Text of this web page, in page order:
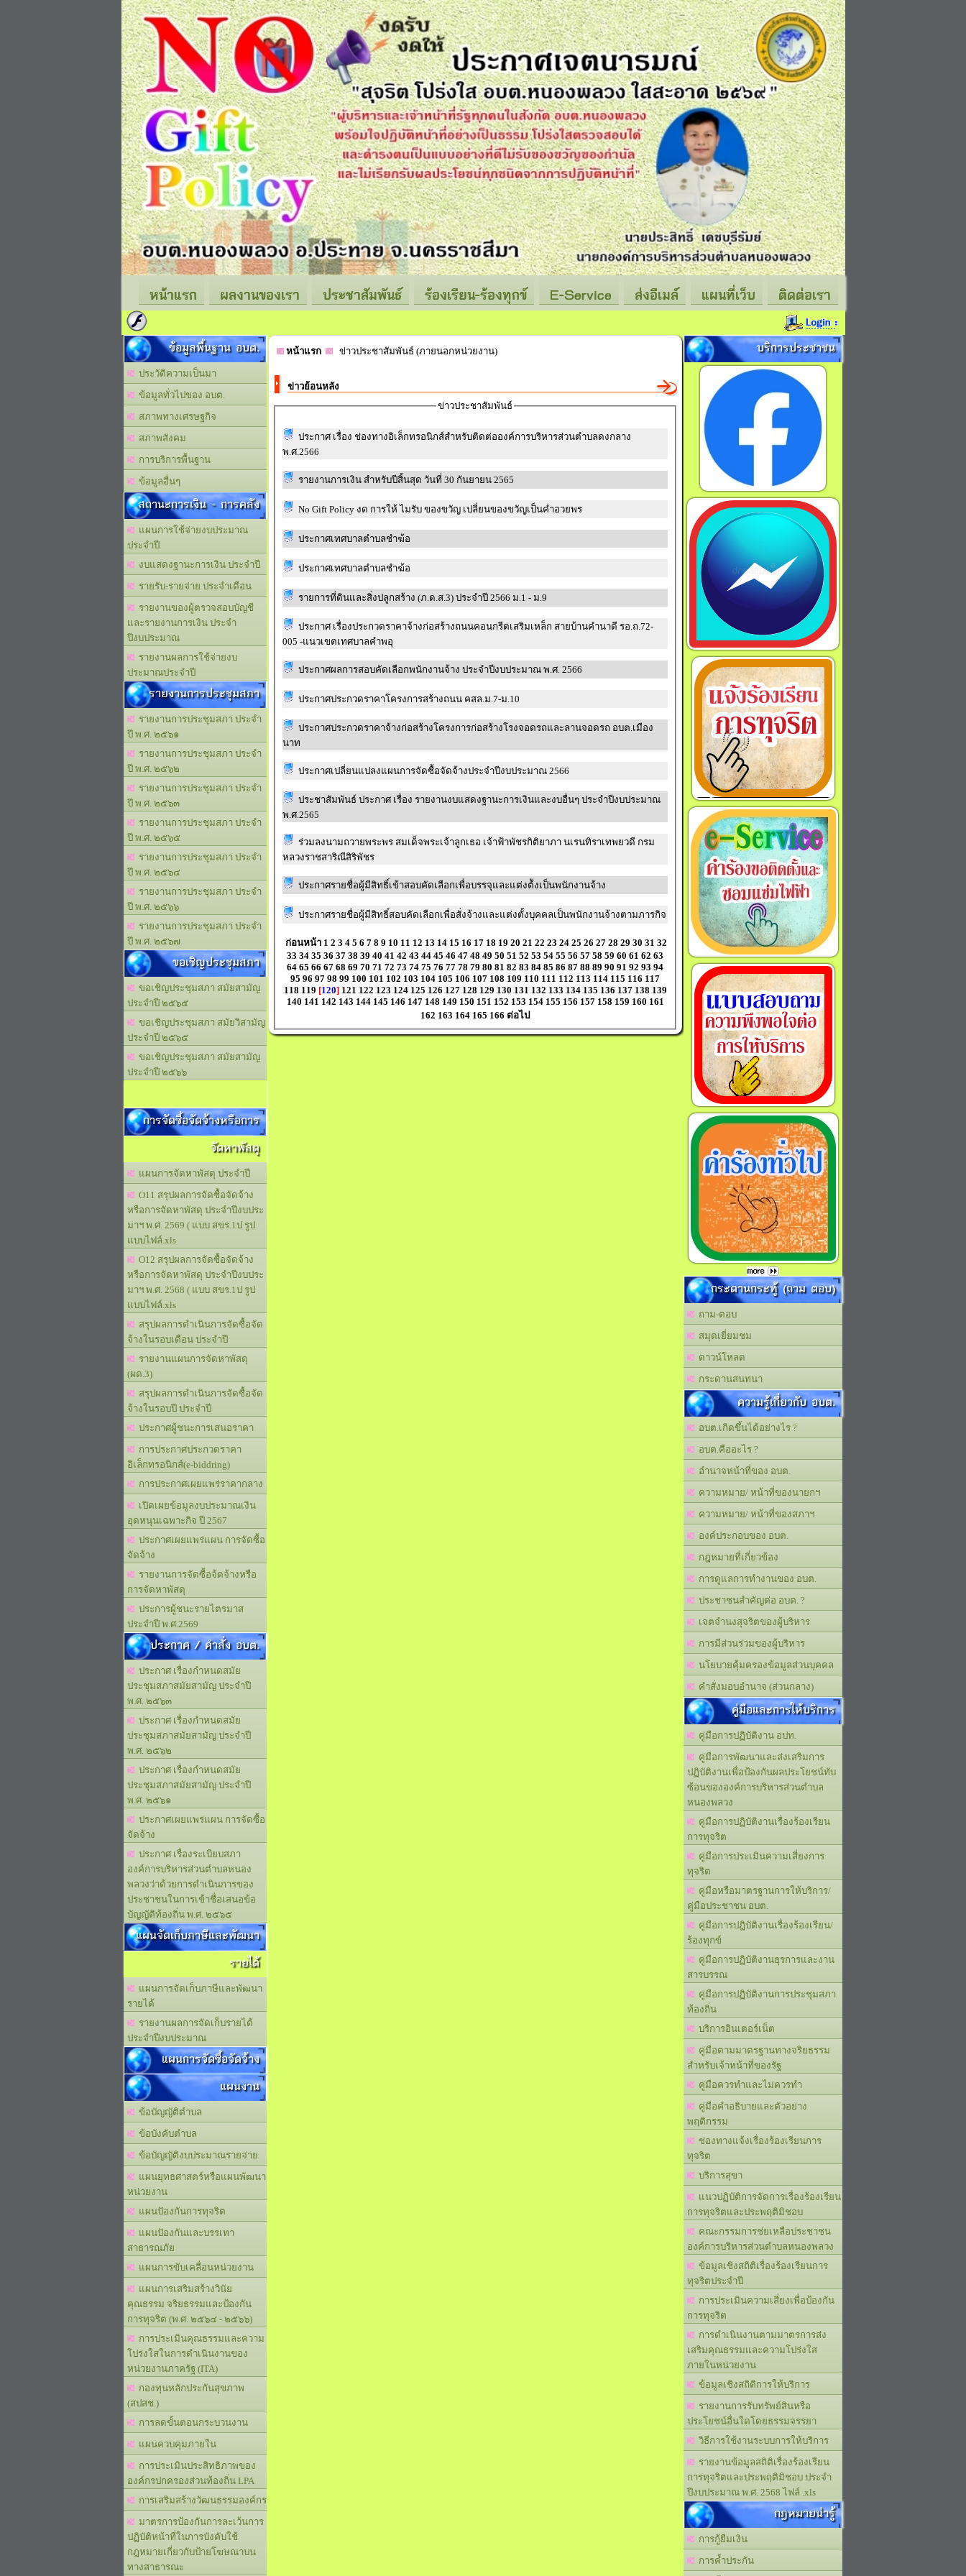
หน้าแรก ผลงานของเรา ประชาสัมพันธ์ ร้องเรียน-ร้องทุกข์ E-Service ส่งอีเมล์ แผนที่เว็บ ติดต่อเรา
ข้อมูลพื้นฐาน อบต.
ประวัติความเป็นมา
ข้อมูลทั่วไปของ อบต.
สภาพทางเศรษฐกิจ
สภาพสังคม
การบริการพื้นฐาน
ข้อมูลอื่นๆ
สถานะการเงิน - การคลัง
แผนการใช้จ่ายงบประมาณ
ประจำปี
งบแสดงฐานะการเงิน ประจำปี
รายรับ-รายจ่าย ประจำเดือน
รายงานของผู้ตรวจสอบบัญชี
และรายงานการเงิน ประจำ
ปีงบประมาณ
รายงานผลการใช้จ่ายงบ
ประมาณประจำปี
รายงานการประชุมสภา
รายงานการประชุมสภา ประจำ
ปี พ.ศ. ๒๕๖๑
รายงานการประชุมสภา ประจำ
ปี พ.ศ. ๒๕๖๒
รายงานการประชุมสภา ประจำ
ปี พ.ศ. ๒๕๖๓
รายงานการประชุมสภา ประจำ
ปี พ.ศ. ๒๕๖๕
รายงานการประชุมสภา ประจำ
ปี พ.ศ. ๒๕๖๔
รายงานการประชุมสภา ประจำ
ปี พ.ศ. ๒๕๖๖
รายงานการประชุมสภา ประจำ
ปี พ.ศ. ๒๕๖๗
ขอเชิญประชุมสภา
ขอเชิญประชุมสภา สมัยสามัญ
ประจำปี ๒๕๖๕
ขอเชิญประชุมสภา สมัยวิสามัญ
ประจำปี ๒๕๖๕
ขอเชิญประชุมสภา สมัยสามัญ
ประจำปี ๒๕๖๖
การจัดซื้อจัดจ้างหรือการ
จัดหาพัสดุ
แผนการจัดหาพัสดุ ประจำปี
O11 สรุปผลการจัดซื้อจัดจ้าง
หรือการจัดหาพัสดุ ประจำปีงบประ
มาฯ พ.ศ. 2569 ( แบบ สขร.1ป รูป
แบบไฟล์.xls
O12 สรุปผลการจัดซื้อจัดจ้าง
หรือการจัดหาพัสดุ ประจำปีงบประ
มาฯ พ.ศ. 2568 ( แบบ สขร.1ป รูป
แบบไฟล์.xls
สรุปผลการดำเนินการจัดซื้อจัด
จ้างในรอบเดือน ประจำปี
รายงานแผนการจัดหาพัสดุ
(ผด.3)
สรุปผลการดำเนินการจัดซื้อจัด
จ้างในรอบปี ประจำปี
ประกาศผู้ชนะการเสนอราคา
การประกาศประกวดราคา
อิเล็กทรอนิกส์(e-biddring)
การประกาศเผยแพร่ราคากลาง
เปิดเผยข้อมูลงบประมาณเงิน
อุดหนุนเฉพาะกิจ ปี 2567
ประกาศเผยแพร่แผน การจัดซื้อ
จัดจ้าง
รายงานการจัดซื้อจ้ดจ้างหรือ
การจัดหาพัสดุ
ประการผู้ชนะรายไตรมาส
ประจำปี พ.ศ.2569
ประกาศ / คำสั่ง อบต.
ประกาศ เรื่องกำหนดสมัย
ประชุมสภาสมัยสามัญ ประจำปี
พ.ศ. ๒๕๖๓
ประกาศ เรื่องกำหนดสมัย
ประชุมสภาสมัยสามัญ ประจำปี
พ.ศ. ๒๕๖๒
ประกาศ เรื่องกำหนดสมัย
ประชุมสภาสมัยสามัญ ประจำปี
พ.ศ. ๒๕๖๑
ประกาศเผยแพร่แผน การจัดซื้อ
จัดจ้าง
ประกาศ เรื่องระเบียบสภา
องค์การบริหารส่วนตำบลหนอง
พลวงว่าด้วยการดำเนินการของ
ประชาชนในการเข้าชื่อเสนอข้อ
บัญญัติท้องถิ่น พ.ศ. ๒๕๖๕
แผนจัดเก็บภาษีและพัฒนา
รายได้
แผนการจัดเก็บภาษีและพัฒนา
รายได้
รายงานผลการจัดเก็บรายได้
ประจำปีงบประมาณ
แผนการจัดซื้อจัดจ้าง
แผนงาน
ข้อบัญญัติตำบล
ข้อบังคับตำบล
ข้อบัญญัติงบประมาณรายจ่าย
แผนยุทธศาสตร์หรือแผนพัฒนา
หน่วยงาน
แผนปัองกันการทุจริต
แผนปัองกันและบรรเทา
สาธารณภัย
แผนการขับเคลื่อนหน่วยงาน
แผนการเสริมสร้างวินัย
คุณธรรม จริยธรรมและป้องกัน
การทุจริต (พ.ศ. ๒๕๖๔ - ๒๕๖๖)
การประเมินคุณธรรมและความ
โปร่งใสในการดำเนินงานของ
หน่วยงานภาครัฐ (ITA)
กองทุนหลักประกันสุขภาพ
(สปสช.)
การลดขั้นตอนกระบวนงาน
แผนควบคุมภายใน
การประเมินประสิทธิภาพของ
องค์กรปกครองส่วนท้องถิ่น LPA
การเสริมสร้างวัฒนธรรมองค์กร
มาตรการป้องกันการละเว้นการ
ปฏิบัติหน้าที่ในการบังคับใช้
กฎหมายเกี่ยวกับป้ายโฆษณาบน
ทางสาธารณะ
หน้าแรก ข่าวประชาสัมพันธ์ (ภายนอกหน่วยงาน)
ข่าวย้อนหลัง
ข่าวประชาสัมพันธ์
ประกาศ เรื่อง ช่องทางอิเล็กทรอนิกส์สำหรับติดต่อองค์การบริหารส่วนตำบลดงกลาง
พ.ศ.2566
รายงานการเงิน สำหรับปีสิ้นสุด วันที่ 30 กันยายน 2565
No Gift Policy งด การให้ ไมรับ ของขวัญ เปลี่ยนของขวัญเป็นคำอวยพร
ประกาศเทศบาลตำบลชำฆ้อ
ประกาศเทศบาลตำบลชำฆ้อ
รายการที่ดินและสิ่งปลูกสร้าง (ภ.ด.ส.3) ประจำปี 2566 ม.1 - ม.9
ประกาศ เรื่องประกวดราคาจ้างก่อสร้างถนนคอนกรีตเสริมเหล็ก สายบ้านคำนาดี รอ.ถ.72-
005 -แนวเขตเทศบาลคำพอุ
ประกาศผลการสอบคัดเลือกพนักงานจ้าง ประจำปีงบประมาณ พ.ศ. 2566
ประกาศประกวดราคาโครงการสร้างถนน คสล.ม.7-ม.10
ประกาศประกวดราคาจ้างก่อสร้างโครงการก่อสร้างโรงจอดรถและลานจอดรถ อบต.เมือง
นาท
ประกาศเปลี่ยนแปลงแผนการจัดซื้อจัดจ้างประจำปีงบประมาณ 2566
ประชาสัมพันธ์ ประกาศ เรื่อง รายงานงบแสดงฐานะการเงินและงบอื่นๆ ประจำปีงบประมาณ
พ.ศ.2565
ร่วมลงนามถวายพระพร สมเด็จพระเจ้าลูกเธอ เจ้าฟ้าพัชรกิติยาภา นเรนทิราเทพยวดี กรม
หลวงราชสาริณีสิริพัชร
ประกาศรายชื่อผู้มีสิทธิ์เข้าสอบคัดเลือกเพื่อบรรจุและแต่งต้ังเป็นพนักงานจ้าง
ประกาศรายชื่อผู้มีสิทธิ์สอบคัดเลือกเพื่อสั่งจ้างและแต่งตั้งบุคคลเป็นพนักงานจ้างตามภารกิจ
ก่อนหน้า 1 2 3 4 5 6 7 8 9 10 11 12 13 14 15 16 17 18 19 20 21 22 23 24 25 26 27 28 29 30 31 32
33 34 35 36 37 38 39 40 41 42 43 44 45 46 47 48 49 50 51 52 53 54 55 56 57 58 59 60 61 62 63
64 65 66 67 68 69 70 71 72 73 74 75 76 77 78 79 80 81 82 83 84 85 86 87 88 89 90 91 92 93 94
95 96 97 98 99 100 101 102 103 104 105 106 107 108 109 110 111 112 113 114 115 116 117
118 119 [120] 121 122 123 124 125 126 127 128 129 130 131 132 133 134 135 136 137 138 139
140 141 142 143 144 145 146 147 148 149 150 151 152 153 154 155 156 157 158 159 160 161
162 163 164 165 166 ต่อไป
บริการประชาชน
กระดานกระทู้ (ถาม ตอบ)
ถาม-ตอบ
สมุดเยี่ยมชม
ดาวน์โหลด
กระดานสนทนา
ความรู้เกี่ยวกับ อบต.
อบต.เกิดขึ้นได้อย่างไร ?
อบต.คืออะไร ?
อำนาจหน้าที่ของ อบต.
ความหมาย/ หน้าที่ของนายกฯ
ความหมาย/ หน้าที่ของสภาฯ
องค์ประกอบของ อบต.
กฎหมายที่เกี่ยวข้อง
การดูแลการทำงานของ อบต.
ประชาชนสำคัญต่อ อบต. ?
เจตจำนงสุจริตของผู้บริหาร
การมีส่วนร่วมของผู้บริหาร
นโยบายคุ้มครองข้อมูลส่วนบุคคล
คำสั่งมอบอำนาจ (ส่วนกลาง)
คู่มือและการให้บริการ
คู่มือการปฏิบัติงาน อปท.
คู่มือการพัฒนาและส่งเสริมการ
ปฏิบัติงานเพื่อป้องกันผลประโยชน์ทับ
ซ้อนขององค์การบริหารส่วนตำบล
หนองพลวง
คู่มือการปฏิบัติงานเรื่องร้องเรียน
การทุจริต
คู่มือการประเมินความเสี่ยงการ
ทุจริต
คู่มือหรือมาตรฐานการให้บริการ/
คู่มือประชาชน อบต.
คู่มือการปฎิบัติงานเรื่องร้องเรียน/
ร้องทุกข์
คู่มือการปฏิบัติงานธุรการและงาน
สารบรรณ
คู่มือการปฏิบัติงานการประชุมสภา
ท้องถิ่น
บริการอินเตอร์เน็ต
คู่มือตามมาตรฐานทางจริยธรรม
สำหรับเจ้าหน้าที่ของรัฐ
คู่มือควรทำและไม่ควรทำ
คู่มือคำอธิบายและตัวอย่าง
พฤติกรรม
ช่องทางแจ้งเรื่องร้องเรียนการ
ทุจริต
บริการสุขา
แนวปฏิบัติการจัดการเรื่องร้องเรียน
การทุจริตและประพฤติมิชอบ
คณะกรรมการช่ยเหลือประชาชน
องค์การบริหารส่วนตำบลหนองพลวง
ข้อมูลเชิงสถิติเรื่องร้องเรียนการ
ทุจริตประจำปี
การประเมินความเสี่ยงเพื่อป้องกัน
การทุจริต
การดำเนินงานตามมาตรการส่ง
เสริมคุณธรรมและความโปร่งใส
ภายในหน่วยงาน
ข้อมูลเชิงสถิติการให้บริการ
รายงานการรับทรัพย์สินหรือ
ประโยชน์อื่นใดโดยธรรมจรรยา
วิธีการใช้งานระบบการให้บริการ
รายงานข้อมูลสถิติเรื่องร้องเรียน
การทุจริตและประพฤติมิชอบ ประจำ
ปีงบประมาณ พ.ศ. 2568 ไฟล์ .xls
กฎหมายน่ารู้
การกู้ยืมเงิน
การค้ำประกัน